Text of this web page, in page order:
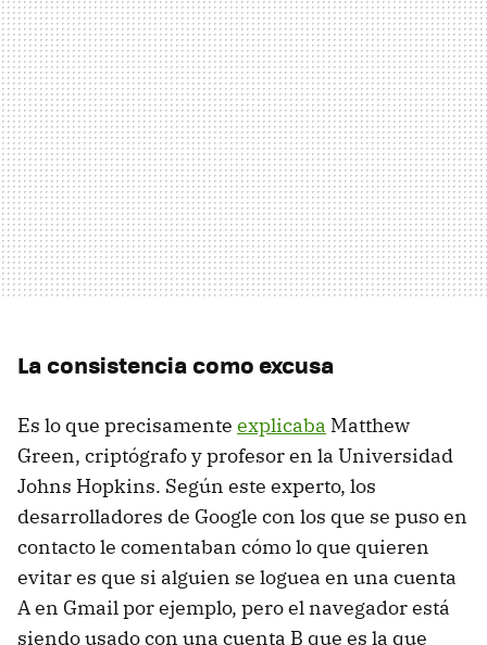
La consistencia como excusa
Es lo que precisamente explicaba Matthew
Green, criptógrafo y profesor en la Universidad
Johns Hopkins. Según este experto, los
desarrolladores de Google con los que se puso en
contacto le comentaban cómo lo que quieren
evitar es que si alguien se loguea en una cuenta
A en Gmail por ejemplo, pero el navegador está
siendo usado con una cuenta B que es la que